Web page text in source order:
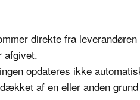
direkte fra
afgivet.
opdateres ikke
af en eller anden